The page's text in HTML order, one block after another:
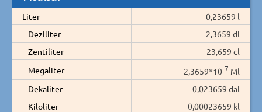
Liter
0,23659 l
Deziliter
2,3659 dl
Zentiliter
23,659 cl
Megaliter
2,3659*10-7 Ml
Dekaliter
0,023659 dal
Kiloliter
0,00023659 kl